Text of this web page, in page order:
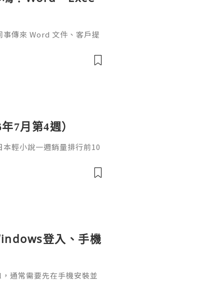
傳來 Word 文件、客戶提
處理起來比較零散。因此不
7月第4週）
輕小說一週銷量排行前10
版社：角川發售日：2026
慢生活16作者：棚架ユウ
登入、手機
通常需要先在手機安裝並